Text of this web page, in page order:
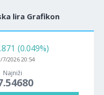
lira Grafikon
(0.049%)
7/2026 20:54
Najniži